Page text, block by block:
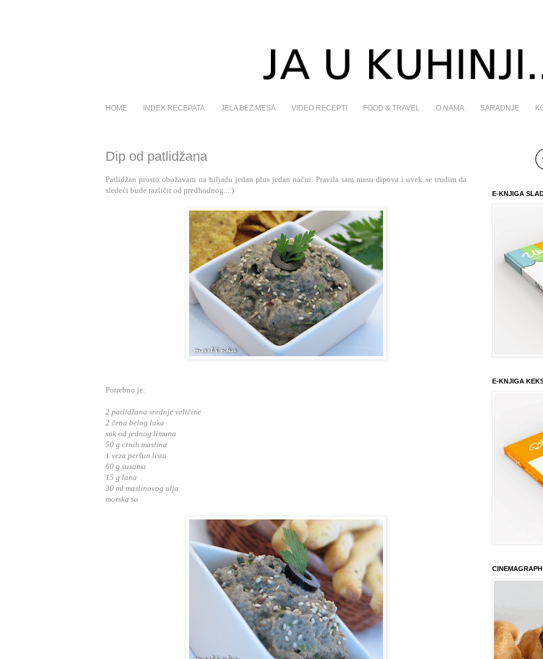
HOME INDEX RECEPATA JELA BEZ MESA VIDEO RECEPTI FOOD & TRAVEL O NAMA SARADNJE
Dip od patlidžana
Patlidžan prosto obožavam na hiljadu jedan plus jedan način. Pravila sam masu dipova i uvek se trudim da
sledeći bude različit od predhodnog...:)
Potrebno je:
2 patlidžana srednje veličine
2 čena belog luka
sok od jednog limuna
50 g crnih maslina
1 veza peršun lista
60 g susama
15 g lana
30 ml maslinovog ulja
morska so
E-KNJIGA
E-KNJIGA
CINEMAGRAPH